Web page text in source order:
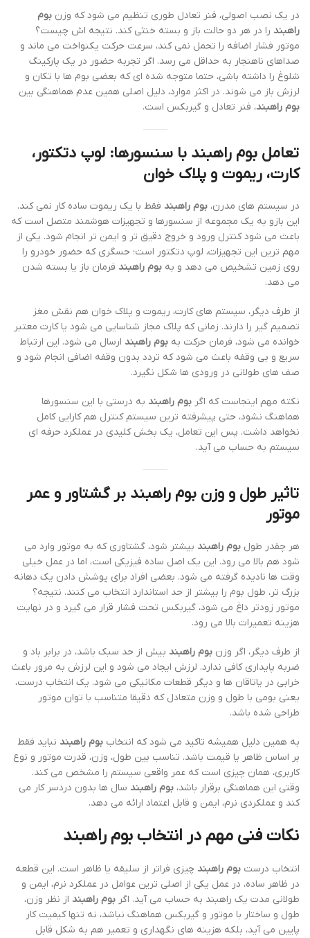
در یک نصب اصولی، فنر تعادل طوری تنظیم می شود که وزن بوم
راهبند را در هر دو حالت باز و بسته خنثی کند. نتیجه اش چیست؟
موتور فشار اضافه را تحمل نمی کند، سرعت حرکت یکنواخت می ماند و
صداهای ناهنجار به حداقل می رسد. اگر تجربه حضور در یک پارکینگ
شلوغ را داشته باشی، حتما متوجه شده ای که بعضی بوم ها با تکان و
لرزش باز می شوند. در اکثر موارد، دلیل اصلی همین عدم هماهنگی بین
بوم راهبند، فنر تعادل و گیربکس است.
تعامل بوم راهبند با سنسورها: لوپ دتکتور،
کارت، ریموت و پلاک خوان
در سیستم های مدرن، بوم راهبند فقط با یک ریموت ساده کار نمی کند.
این بازو به یک مجموعه از سنسورها و تجهیزات هوشمند متصل است که
باعث می شود کنترل ورود و خروج دقیق تر و ایمن تر انجام شود. یکی از
مهم ترین این تجهیزات، لوپ دتکتور است؛ حسگری که حضور خودرو را
روی زمین تشخیص می دهد و به بوم راهبند فرمان باز یا بسته شدن
می دهد.
از طرف دیگر، سیستم های کارت، ریموت و پلاک خوان هم نقش مغز
تصمیم گیر را دارند. زمانی که پلاک مجاز شناسایی می شود یا کارت معتبر
خوانده می شود، فرمان حرکت به بوم راهبند ارسال می شود. این ارتباط
سریع و بی وقفه باعث می شود که تردد بدون وقفه اضافی انجام شود و
صف های طولانی در ورودی ها شکل نگیرد.
نکته مهم اینجاست که اگر بوم راهبند به درستی با این سنسورها
هماهنگ نشود، حتی پیشرفته ترین سیستم کنترل هم کارایی کامل
نخواهد داشت. پس این تعامل، یک بخش کلیدی در عملکرد حرفه ای
سیستم به حساب می آید.
تاثیر طول و وزن بوم راهبند بر گشتاور و عمر
موتور
هر چقدر طول بوم راهبند بیشتر شود، گشتاوری که به موتور وارد می
شود هم بالا می رود. این یک اصل ساده فیزیکی است، اما در عمل خیلی
وقت ها نادیده گرفته می شود. بعضی افراد برای پوشش دادن یک دهانه
بزرگ تر، طول بوم را بیشتر از حد استاندارد انتخاب می کنند. نتیجه؟
موتور زودتر داغ می شود، گیربکس تحت فشار قرار می گیرد و در نهایت
هزینه تعمیرات بالا می رود.
از طرف دیگر، اگر وزن بوم راهبند بیش از حد سبک باشد، در برابر باد و
ضربه پایداری کافی ندارد. لرزش ایجاد می شود و این لرزش به مرور باعث
خرابی در یاتاقان ها و دیگر قطعات مکانیکی می شود. یک انتخاب درست،
یعنی بومی با طول و وزن متعادل که دقیقا متناسب با توان موتور
طراحی شده باشد.
به همین دلیل همیشه تاکید می شود که انتخاب بوم راهبند نباید فقط
بر اساس ظاهر یا قیمت باشد. تناسب بین طول، وزن، قدرت موتور و نوع
کاربری، همان چیزی است که عمر واقعی سیستم را مشخص می کند.
وقتی این هماهنگی برقرار باشد، بوم راهبند سال ها بدون دردسر کار می
کند و عملکردی نرم، ایمن و قابل اعتماد ارائه می دهد.
نکات فنی مهم در انتخاببوم راهبند
انتخاب درست بوم راهبند چیزی فراتر از سلیقه یا ظاهر است. این قطعه
در ظاهر ساده، در عمل یکی از اصلی ترین عوامل در عملکرد نرم، ایمن و
طولانی مدت یک راهبند به حساب می آید. اگر بوم راهبند از نظر وزن،
طول و ساختار با موتور و گیربکس هماهنگ نباشد، نه تنها کیفیت کار
پایین می آید، بلکه هزینه های نگهداری و تعمیر هم به شکل قابل